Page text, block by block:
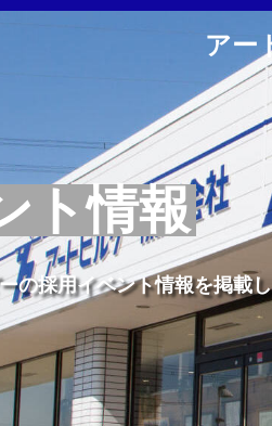
アー
ト情報
の採用イベント情報を掲載し